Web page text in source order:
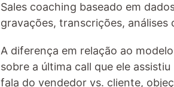
Sales coaching baseado em
gravações, transcrições,
A diferença em relação ao
sobre a última call que ele
fala do vendedor vs. cliente,